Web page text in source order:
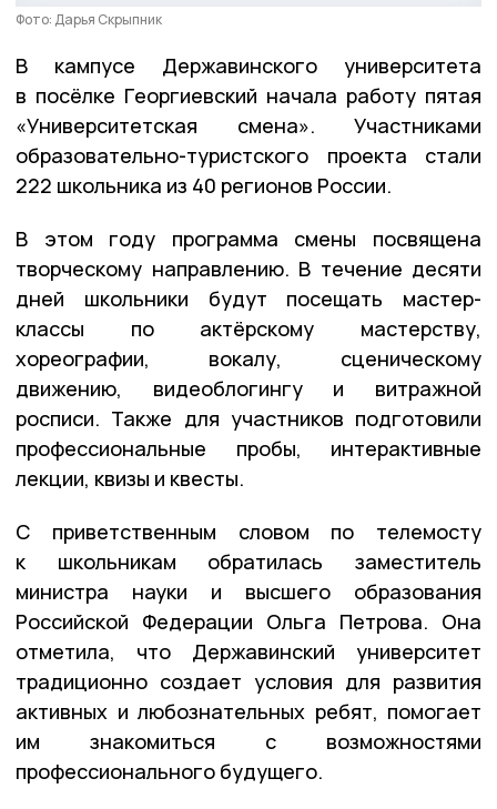
Фото: Дарья Скрыпник
В кампусе Державинского университета
в посёлке Георгиевский начала работу пятая
«Университетская смена». Участниками
образовательно-туристского проекта стали
222 школьника из 40 регионов России.
В этом году программа смены посвящена
творческому направлению. В течение десяти
дней школьники будут посещать мастер-
классы по актёрскому мастерству,
хореографии, вокалу, сценическому
движению, видеоблогингу и витражной
росписи. Также для участников подготовили
профессиональные пробы, интерактивные
лекции, квизы и квесты.
С приветственным словом по телемосту
к школьникам обратилась заместитель
министра науки и высшего образования
Российской Федерации Ольга Петрова. Она
отметила, что Державинский университет
традиционно создает условия для развития
активных и любознательных ребят, помогает
им знакомиться с возможностями
профессионального будущего.